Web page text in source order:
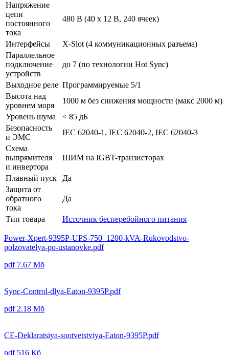
Напряжение
цепи
постоянного
тока
480 В (40 x 12 В, 240 ячеек)
Интерфейсы
X-Slot (4 коммуникационных разъема)
Параллельное
подключение
устройств
до 7 (по технологии Hot Sync)
Выходное реле Программируемые 5/1
Высота над
уровнем моря
1000 м без снижения мощности (макс 2000 м)
Уровень шума
< 85 дБ
Безопасность
и ЭМС
IEC 62040-1, IEC 62040-2, IEC 62040-3
Схема
выпрямителя
и инвертора
ШИМ на IGBT-транзисторах
Плавный пуск
Да
Защита от
обратного
тока
Да
Тип товара Источник бесперебойного питания
Power-Xpert-9395P-UPS-750_1200-kVA-Rukovodstvo-
polzovatelya-po-ustanovke.pdf
pdf 7.67 Мб
Sync-Control-dlya-Eaton-9395P.pdf
pdf 2.18 Мб
CE-Deklaratsiya-sootvetstviya-Eaton-9395P.pdf
pdf 516 Кб